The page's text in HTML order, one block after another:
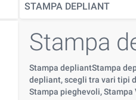
STAMPA DEPLIANT
Stampa
Stampa depliantStampa
depliant, scegli tra vari tipi
Stampa pieghevoli,